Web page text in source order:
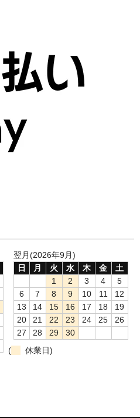
翌月(2026年9月)
日
月 火 水 木 金
土
1
2 3 4
5
6
7 8 9 10 11
12
13
14 15 16 17 18
19
20
21 22 23 24 25
26
27
28 29
30
(
休業日)